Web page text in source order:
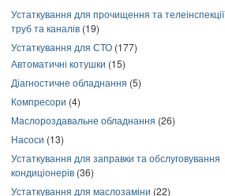
Устаткування для прочищення та телеінспекції
труб та каналів (19)
Устаткування для СТО (177)
Автоматичні котушки (15)
Діагностичне обладнання (5)
Компресори (4)
Маслороздавальне обладнання (26)
Насоси (13)
Устаткування для заправки та обслуговування
кондиціонерів (36)
Устаткування для маслозаміни (22)